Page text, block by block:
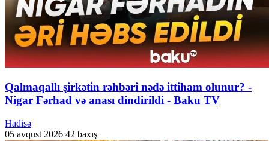
Qalmaqallı şirkətin rəhbəri nədə ittiham olunur? -
Nigar Fərhad və anası dindirildi - Baku TV
Hadisə
05 avqust 2026 42 baxış